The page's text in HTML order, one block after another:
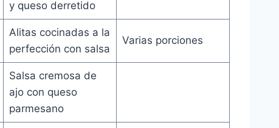
y queso derretido
Alitas cocinadas a la
perfección con salsa
Varias porciones
Salsa cremosa de
ajo con queso
parmesano